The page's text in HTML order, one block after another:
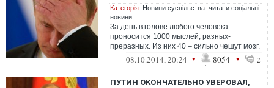
Категорія: Новини суспільства: читати соціальні
новини
За день в голове любого человека
проносится 1000 мыслей, разных-
преразных. Из них 40 – сильно чешут мозг.
Вот я и подсмотрел его тараканов
08.10.2014, 20:24 • 8054 • 2
ПУТИН ОКОНЧАТЕЛЬНО УВЕРОВАЛ,